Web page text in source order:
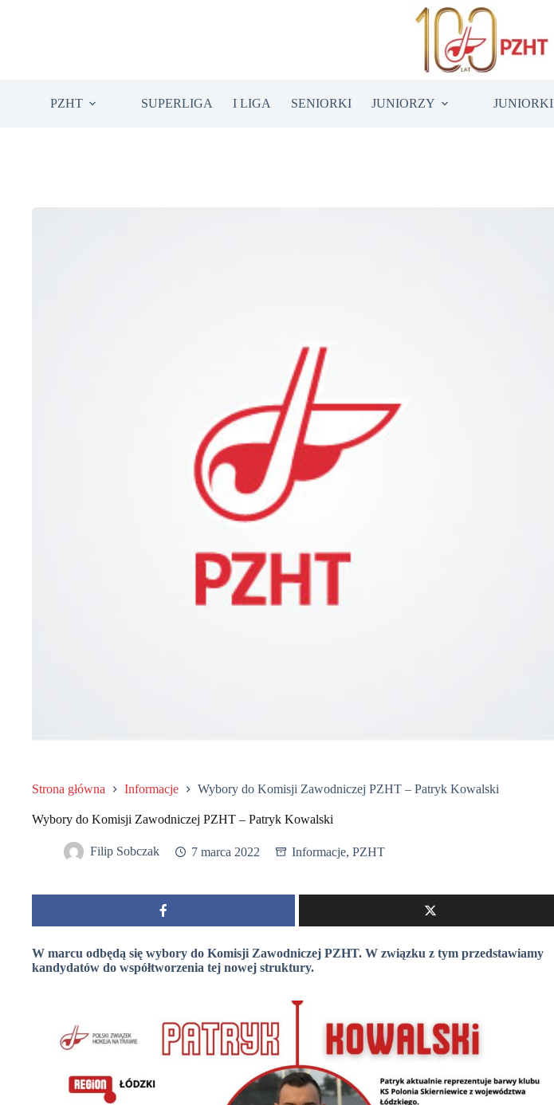
PZHT SUPERLIGA I LIGA SENIORKI JUNIORZY JUNIORKI
Strona główna Informacje Wybory do Komisji Zawodniczej PZHT – Patryk Kowalski
Wybory do Komisji Zawodniczej PZHT – Patryk Kowalski
Filip Sobczak 7 marca 2022 Informacje, PZHT
W marcu odbędą się wybory do Komisji Zawodniczej PZHT. W związku z tym przedstawiamy
kandydatów do współtworzenia tej nowej struktury.